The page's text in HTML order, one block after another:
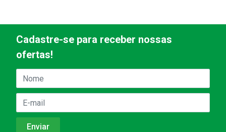
Cadastre-se para receber nossas
ofertas!